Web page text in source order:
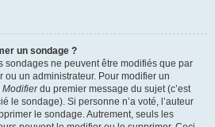
un sondage ?
sondages ne peuvent être modifiés que par
ou un administrateur. Pour modifier un
Modifierdu premier message du sujet (c’est
le sondage). Si personne n’a voté, l’auteur
le sondage. Autrement, seuls les